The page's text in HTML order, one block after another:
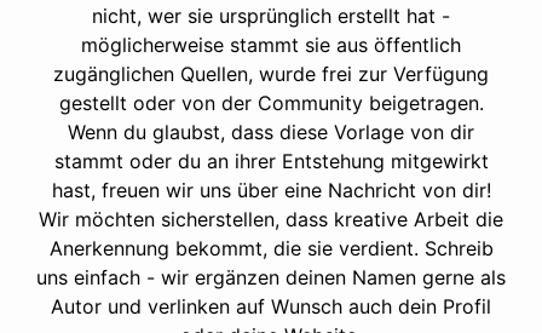
nicht, wer sie ursprünglich erstellt hat -
möglicherweise stammt sie aus öffentlich
zugänglichen Quellen, wurde frei zur Verfügung
gestellt oder von der Community beigetragen.
Wenn du glaubst, dass diese Vorlage von dir
stammt oder du an ihrer Entstehung mitgewirkt
hast, freuen wir uns über eine Nachricht von dir!
Wir möchten sicherstellen, dass kreative Arbeit die
Anerkennung bekommt, die sie verdient. Schreib
uns einfach - wir ergänzen deinen Namen gerne als
Autor und verlinken auf Wunsch auch dein Profil